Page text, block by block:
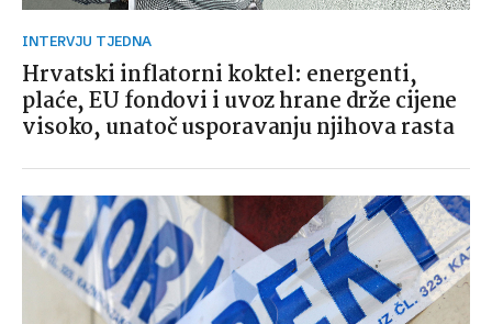
INTERVJU TJEDNA
Hrvatski inflatorni koktel: energenti,
plaće, EU fondovi i uvoz hrane drže cijene
visoko, unatoč usporavanju njihova rasta